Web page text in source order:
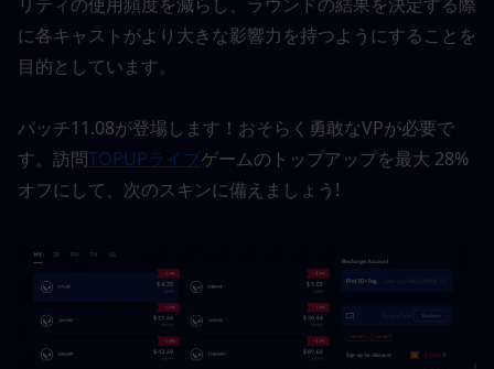
に各キャストがより大きな影響力を持つようにすることを
目的としています。
パッチ11.08が登場します！おそらく勇敢なVPが必要で
す。訪問TOPUPライブゲームのトップアップを最大 28%
オフにして、次のスキンに備えましょう!